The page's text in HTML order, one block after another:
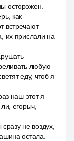
осторожен.
как
встречают
их прислали на
любую
еду, чтоб я
наш этот я
егорыч,
не воздух,
остала.